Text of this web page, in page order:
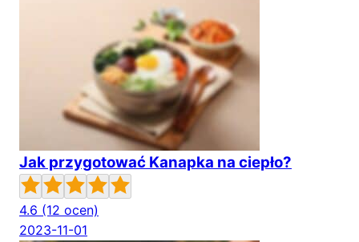
Jak przygotować Kanapka na ciepło?
4.6 (12 ocen)
2023-11-01